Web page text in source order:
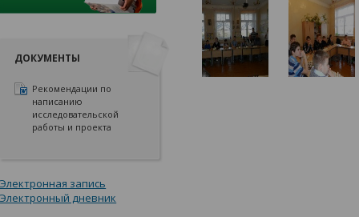
ДОКУМЕНТЫ
Рекомендации по
написанию
исследовательской
работы и проекта
Электронная запись
Электронный дневник